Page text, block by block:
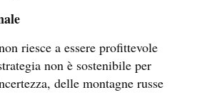
riesce a essere profittevole
non è sostenibile per
delle montagne russe